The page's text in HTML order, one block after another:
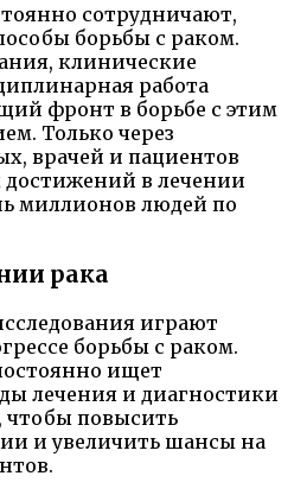
сотрудничают,
борьбы с раком.
клинические
работа
фронт в борьбе с этим
Только через
врачей и пациентов
в лечении
миллионов людей по
рака
играют
борьбы с раком.
ищет
лечения и диагностики
чтобы повысить
и увеличить шансы на